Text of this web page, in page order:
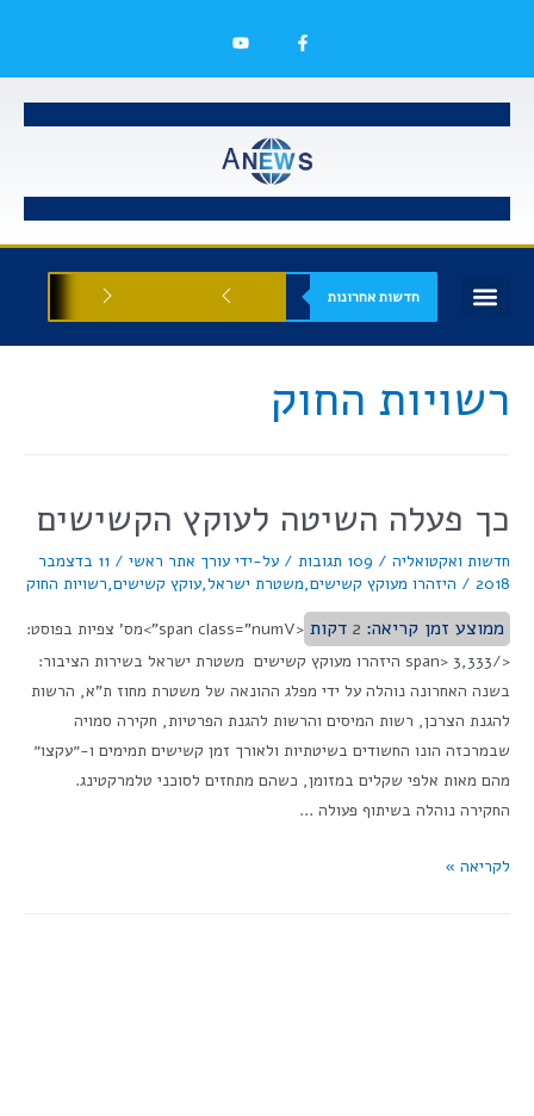
חדשות אחרונות
רשויות החוק
כך פעלה השיטה לעוקץ הקשישים
חדשות ואקטואליה / 109 תגובות / על-ידי עורך אתר ראשי /
11 בדצמבר
2018
/ היזהרו מעוקץ קשישים,משטרת ישראל,עוקץ קשישים,רשויות החוק
ממוצע זמן קריאה: 2 דקות
<span class="numV">מס' צפיות בפוסט:
</span> 3,333 היזהרו מעוקץ קשישים משטרת ישראל בשירות הציבור:
בשנה האחרונה נוהלה על ידי מפלג ההונאה של משטרת מחוז ת"א, הרשות
להגנת הצרכן, רשות המיסים והרשות להגנת הפרטיות, חקירה סמויה
שבמרכזה הונו החשודים בשיטתיות ולאורך זמן קשישים תמימים ו-״עקצו״
מהם מאות אלפי שקלים במזומן, כשהם מתחזים לסוכני טלמרקטינג.
החקירה נוהלה בשיתוף פעולה …
לקריאה »